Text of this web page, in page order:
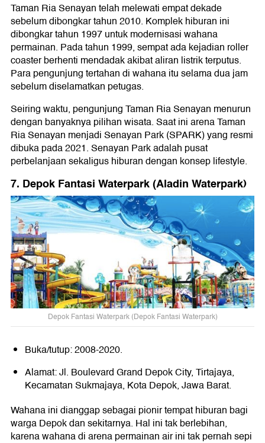
Taman Ria Senayan telah melewati empat dekade
sebelum dibongkar tahun 2010. Komplek hiburan ini
dibongkar tahun 1997 untuk modernisasi wahana
permainan. Pada tahun 1999, sempat ada kejadian roller
coaster berhenti mendadak akibat aliran listrik terputus.
Para pengunjung tertahan di wahana itu selama dua jam
sebelum diselamatkan petugas.
Seiring waktu, pengunjung Taman Ria Senayan menurun
dengan banyaknya pilihan wisata. Saat ini arena Taman
Ria Senayan menjadi Senayan Park (SPARK) yang resmi
dibuka pada 2021. Senayan Park adalah pusat
perbelanjaan sekaligus hiburan dengan konsep lifestyle.
7. Depok Fantasi Waterpark (Aladin Waterpark)
Depok Fantasi Waterpark (Depok Fantasi Waterpark)
Buka/tutup: 2008-2020.
Alamat: Jl. Boulevard Grand Depok City, Tirtajaya,
Kecamatan Sukmajaya, Kota Depok, Jawa Barat.
Wahana ini dianggap sebagai pionir tempat hiburan bagi
warga Depok dan sekitarnya. Hal ini tak berlebihan,
karena wahana di arena permainan air ini tak pernah sepi